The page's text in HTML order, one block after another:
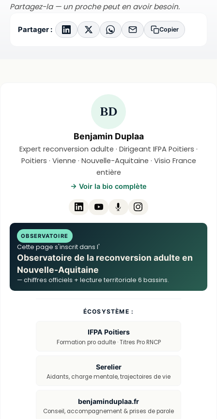
Partagez-la — un proche peut en avoir besoin.
Partager : Copier
BD
Benjamin Duplaa
Expert reconversion adulte · Dirigeant IFPA Poitiers ·
Poitiers · Vienne · Nouvelle-Aquitaine · Visio France
entière
→ Voir la bio complète
OBSERVATOIRE
Cette page s'inscrit dans l'
Observatoire de la reconversion adulte en
Nouvelle-Aquitaine
— chiffres officiels + lecture territoriale 6 bassins.
ÉCOSYSTÈME :
IFPA Poitiers
Formation pro adulte · Titres Pro RNCP
Serelier
Aidants, charge mentale, trajectoires de vie
benjaminduplaa.fr
Conseil, accompagnement & prises de parole